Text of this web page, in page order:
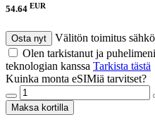
54.64 EUR
Osta nyt
Välitön toimitus
Olen tarkistanut ja
teknologian kanssa Tarkista tästä
Kuinka monta eSIMiä tarvitset?
Maksa kortilla